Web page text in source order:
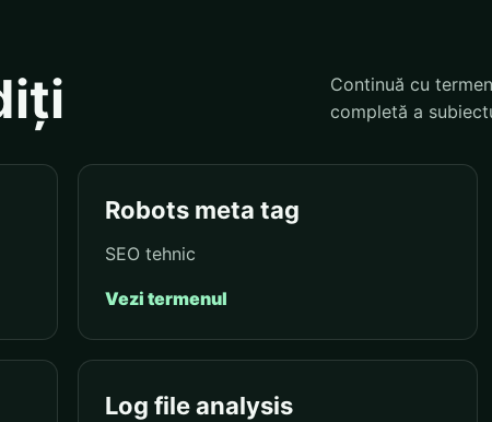
Continuă cu
completă a
Robots meta tag
SEO tehnic
Vezi termenul
Log file analysis